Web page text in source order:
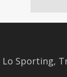
​Lo Sporting,